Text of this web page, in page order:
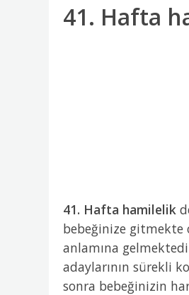
41. Hafta
41. Hafta hamilelik
bebeğinize gitmekte
anlamına
adaylarının sürekli
sonra bebeğinizin